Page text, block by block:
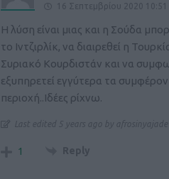
16 Σεπτεμβρίου 2020 10:51
Η λύση είναι μιας και η Σούδα
το Ιντζιρλίκ, να διαιρεθεί η
Συριακό Κουρδιστάν και να
εξυπηρετεί εγγύτερα τα
περιοχή..Ιδέες ρίχνω.
Last edited 5 years ago by afrosinyajade
1 Reply